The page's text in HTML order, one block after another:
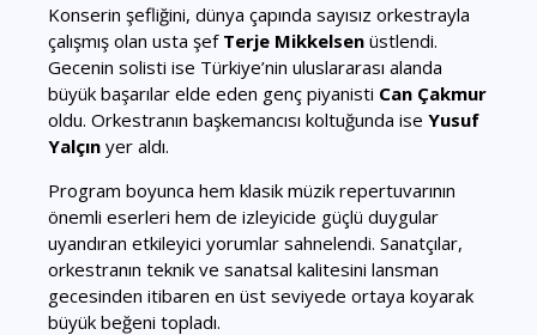
Konserin şefliğini, dünya çapında sayısız orkestrayla
çalışmış olan usta şef Terje Mikkelsen üstlendi.
Gecenin solisti ise Türkiye’nin uluslararası alanda
büyük başarılar elde eden genç piyanisti Can Çakmur
oldu. Orkestranın başkemancısı koltuğunda ise Yusuf
Yalçın yer aldı.
Program boyunca hem klasik müzik repertuvarının
önemli eserleri hem de izleyicide güçlü duygular
uyandıran etkileyici yorumlar sahnelendi. Sanatçılar,
orkestranın teknik ve sanatsal kalitesini lansman
gecesinden itibaren en üst seviyede ortaya koyarak
büyük beğeni topladı.